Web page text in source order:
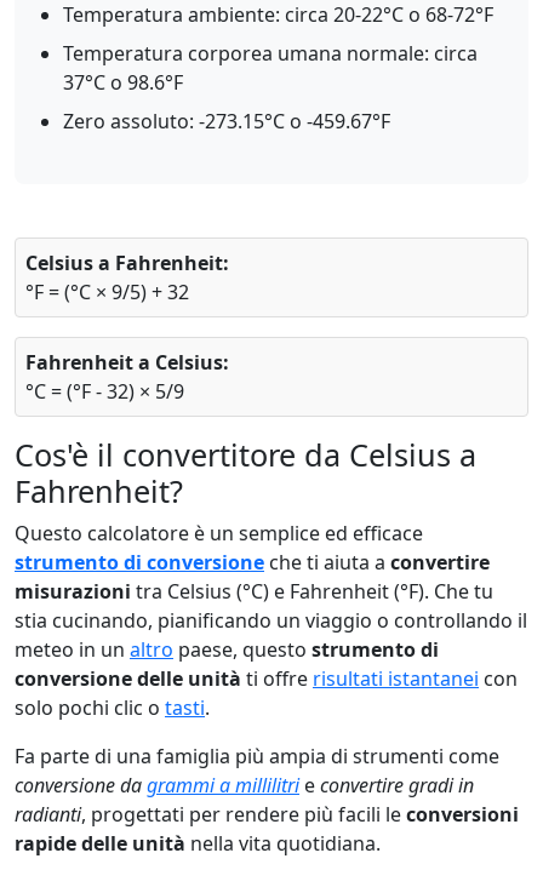
Temperatura ambiente: circa 20-22°C o 68-72°F
Temperatura corporea umana normale: circa
37°C o 98.6°F
Zero assoluto: -273.15°C o -459.67°F
Celsius a Fahrenheit:
°F = (°C × 9/5) + 32
Fahrenheit a Celsius:
°C = (°F - 32) × 5/9
Cos'è il convertitore da Celsius a
Fahrenheit?
Questo calcolatore è un semplice ed efficace
strumento di conversione che ti aiuta a convertire
misurazioni tra Celsius (°C) e Fahrenheit (°F). Che tu
stia cucinando, pianificando un viaggio o controllando il
meteo in un altro paese, questo strumento di
conversione delle unità ti offre risultati istantanei con
solo pochi clic o tasti.
Fa parte di una famiglia più ampia di strumenti come
conversione dagrammi a millilitrieconvertire gradi in
radianti, progettati per rendere più facili leconversioni
rapide delle unità nella vita quotidiana.